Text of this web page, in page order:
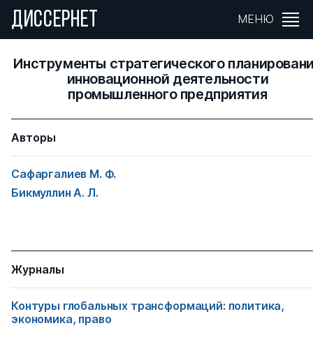
ДИССЕРНЕТ МЕНЮ
Инструменты стратегического
инновационной деятельности
промышленного предприятия
Авторы
Сафаргалиев М. Ф.
Бикмуллин А. Л.
Журналы
Контуры глобальных трансформаций: политика,
экономика, право